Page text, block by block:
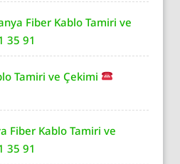
Fiber Kablo Tamiri ve
35 91
Tamiri ve Çekimi
Fiber Kablo Tamiri ve
35 91